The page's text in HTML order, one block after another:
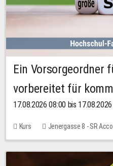
Ein Vorsorgeordner
vorbereitet für
17.08.2026 08:00 bis
Kurs Jenergasse 8 - SR